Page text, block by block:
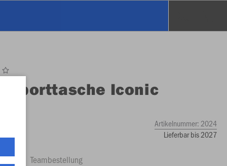
Sporttasche Iconic
Artikelnummer: 2024
Lieferbar bis 2027
Teambestellung